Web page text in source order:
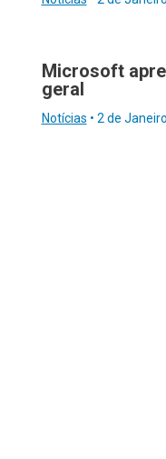
Microsoft
geral
Notícias • 2 de